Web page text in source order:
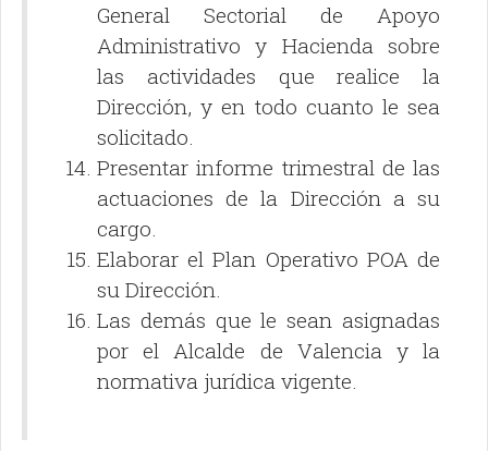
General Sectorial de Apoyo
Administrativo y Hacienda sobre
las actividades que realice la
Dirección, y en todo cuanto le sea
solicitado.
Presentar informe trimestral de las
actuaciones de la Dirección a su
cargo.
Elaborar el Plan Operativo POA de
su Dirección.
Las demás que le sean asignadas
por el Alcalde de Valencia y la
normativa jurídica vigente.